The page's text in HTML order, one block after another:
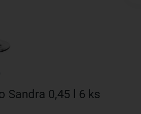
Sandra 0,45 l 6 ks